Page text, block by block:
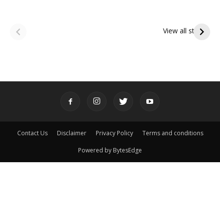
View all stories
పితృదేవతల ఆశీర్వాదం
ఇంద్రకీలాద్రి గిరి ప్రదక్షిణ
Contact Us Disclaimer Privacy Policy Terms and conditions
Powered by BytesEdge